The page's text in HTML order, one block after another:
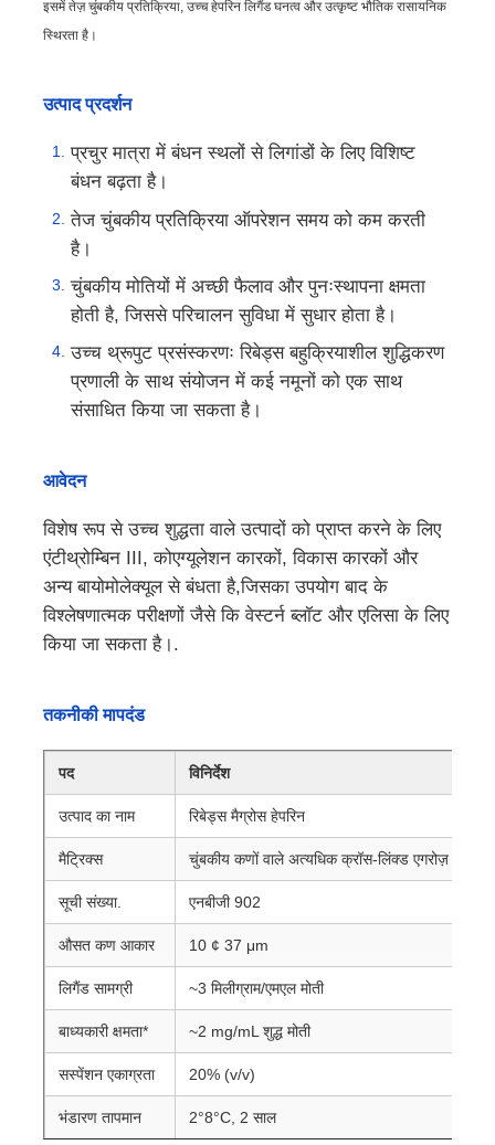
उत्पादों
हमारे बारे में
इसमें तेज़ चुंबकीय प्रतिक्रिया, उच्च हेपरिन लिगैंड घनत्व और उत्कृष्ट भौतिक रासायनिक
स्थिरता है।
उत्पाद प्रदर्शन
प्रचुर मात्रा में बंधन स्थलों से लिगांडों के लिए विशिष्ट
बंधन बढ़ता है।
तेज चुंबकीय प्रतिक्रिया ऑपरेशन समय को कम करती
है।
चुंबकीय मोतियों में अच्छी फैलाव और पुनःस्थापना क्षमता
होती है, जिससे परिचालन सुविधा में सुधार होता है।
उच्च थ्रूपुट प्रसंस्करणः रिबेड्स बहुक्रियाशील शुद्धिकरण
प्रणाली के साथ संयोजन में कई नमूनों को एक साथ
संसाधित किया जा सकता है।
आवेदन
विशेष रूप से उच्च शुद्धता वाले उत्पादों को प्राप्त करने के लिए
एंटीथ्रोम्बिन III, कोएग्यूलेशन कारकों, विकास कारकों और
अन्य बायोमोलेक्यूल से बंधता है,जिसका उपयोग बाद के
विश्लेषणात्मक परीक्षणों जैसे कि वेस्टर्न ब्लॉट और एलिसा के लिए
किया जा सकता है।.
तकनीकी मापदंड
पद विनिर्देश
उत्पाद का नाम रिबेड्स मैग्रोस हेपरिन
मैट्रिक्स चुंबकीय कणों वाले अत्यधिक क्रॉस-लिंक्ड एगरोज़
सूची संख्या. एनबीजी 902
औसत कण आकार 10 ¢ 37 μm
लिगैंड सामग्री ~3 मिलीग्राम/एमएल मोती
बाध्यकारी क्षमता* ~2 mg/mL शुद्ध मोती
सस्पेंशन एकाग्रता 20% (v/v)
भंडारण तापमान 2°8°C, 2 साल